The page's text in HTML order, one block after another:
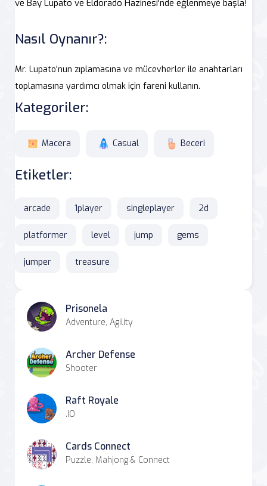
ve Bay Lupato ve Eldorado Hazinesi'nde eğlenmeye başla!
Nasıl Oynanır?:
Mr. Lupato'nun zıplamasına ve mücevherler ile anahtarları
toplamasına yardımcı olmak için fareni kullanın.
Kategoriler:
Macera Casual Beceri
Etiketler:
arcade 1player singleplayer 2d
platformer level jump gems
jumper treasure
Prisonela
Adventure, Agility
Archer Defense
Shooter
Raft Royale
.IO
Cards Connect
Puzzle, Mahjong & Connect